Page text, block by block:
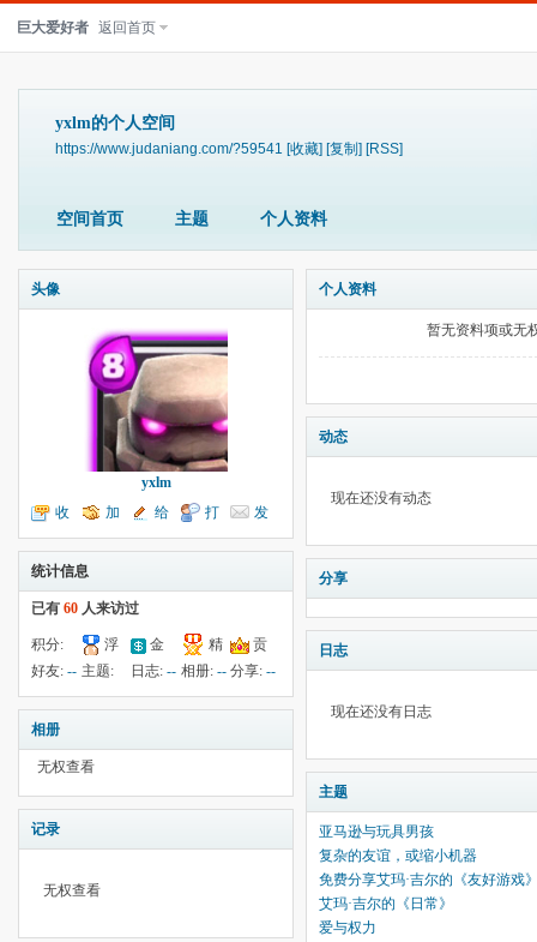
巨大爱好者 返回首页
yxlm的个人空间
https://www.judaniang.com/?59541 [收藏] [复制] [RSS]
空间首页 主题 个人资料
头像
yxlm
收
听TA
加
为好友
给
我留言
打
个招呼
发
送消息
统计信息
已有 60 人来访过
积分:
117
浮
云:
金
钱:84
精
华:--
贡
献:--
好友: -- 主题:
36
日志:-- 相册: -- 分享:--
相册
无权查看
记录
无权查看
个人资料
暂无资料项或无
动态
现在还没有动态
分享
日志
现在还没有日志
主题
亚马逊与玩具男孩
复杂的友谊，或缩小机器
免费分享艾玛·吉尔的《友好游戏
艾玛·吉尔的《日常》
爱与权力